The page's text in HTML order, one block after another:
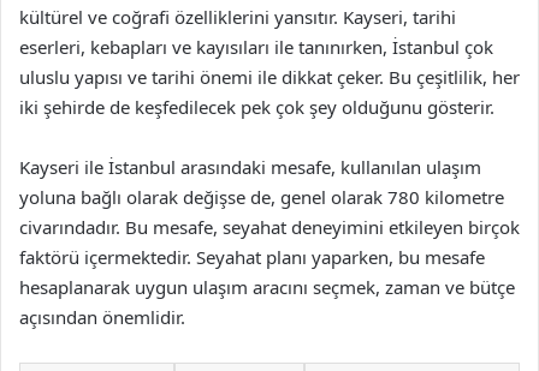
kültürel ve coğrafi özelliklerini yansıtır. Kayseri, tarihi
eserleri, kebapları ve kayısıları ile tanınırken, İstanbul çok
uluslu yapısı ve tarihi önemi ile dikkat çeker. Bu çeşitlilik, her
iki şehirde de keşfedilecek pek çok şey olduğunu gösterir.
Kayseri ile İstanbul arasındaki mesafe, kullanılan ulaşım
yoluna bağlı olarak değişse de, genel olarak 780 kilometre
civarındadır. Bu mesafe, seyahat deneyimini etkileyen birçok
faktörü içermektedir. Seyahat planı yaparken, bu mesafe
hesaplanarak uygun ulaşım aracını seçmek, zaman ve bütçe
açısından önemlidir.